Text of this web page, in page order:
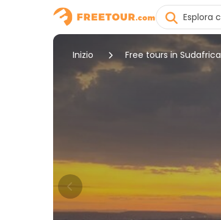
Inizio Free tours in Sudafrica